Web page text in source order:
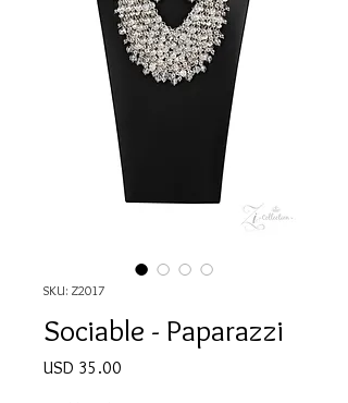
SKU: Z2017
Sociable - Paparazzi
USD 35.00